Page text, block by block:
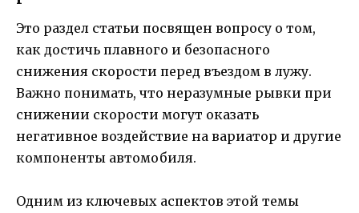
Это раздел статьи посвящен вопросу о том,
как достичь плавного и безопасного
снижения скорости перед въездом в лужу.
Важно понимать, что неразумные рывки при
снижении скорости могут оказать
негативное воздействие на вариатор и другие
компоненты автомобиля.
Одним из ключевых аспектов этой темы